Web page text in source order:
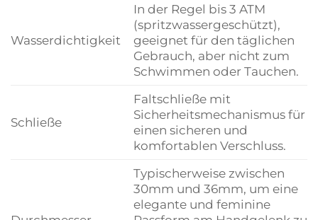
Wasserdichtigkeit
In der Regel bis 3 ATM
(spritzwassergeschützt),
geeignet für den täglichen
Gebrauch, aber nicht zum
Schwimmen oder Tauchen.
Schließe
Faltschließe mit
Sicherheitsmechanismus für
einen sicheren und
komfortablen Verschluss.
Typischerweise zwischen
30mm und 36mm, um eine
elegante und feminine